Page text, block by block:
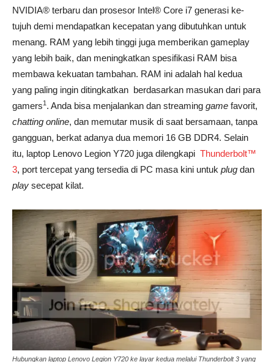
NVIDIA® terbaru dan prosesor Intel® Core i7 generasi ke-
tujuh demi mendapatkan kecepatan yang dibutuhkan untuk
menang. RAM yang lebih tinggi juga memberikan gameplay
yang lebih baik, dan meningkatkan spesifikasi RAM bisa
membawa kekuatan tambahan. RAM ini adalah hal kedua
yang paling ingin ditingkatkan berdasarkan masukan dari para
gamers1 . Anda bisa menjalankan dan streaming game favorit,
chatting online, dan memutar musik di saat bersamaan, tanpa
gangguan, berkat adanya dua memori 16 GB DDR4. Selain
itu, laptop Lenovo Legion Y720 juga dilengkapi Thunderbolt™
3, port tercepat yang tersedia di PC masa kini untuk plug dan
play secepat kilat.
Hubungkan laptop Lenovo Legion Y720 ke layar kedua melalui Thunderbolt 3 yang